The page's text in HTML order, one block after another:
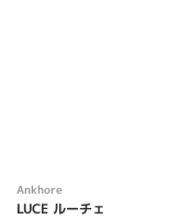
Ankhore
LUCE ルーチェ